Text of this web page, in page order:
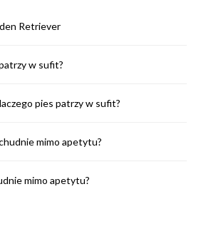
Retriever
w sufit?
pies patrzy w sufit?
mimo apetytu?
mimo apetytu?